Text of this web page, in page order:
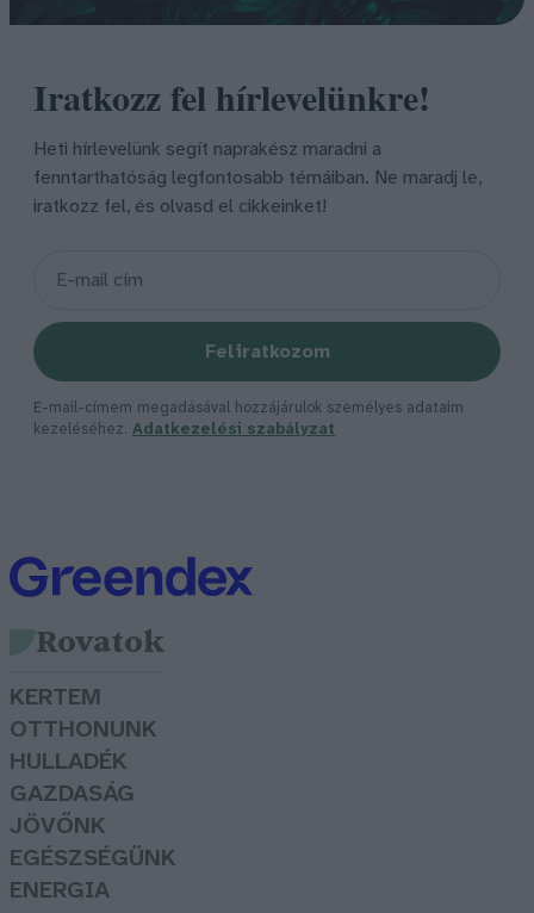
Iratkozz fel hírlevelünkre!
Heti hírlevelünk segít naprakész maradni a
fenntarthatóság legfontosabb témáiban. Ne maradj le,
iratkozz fel, és olvasd el cikkeinket!
Feliratkozom
E-mail-címem megadásával hozzájárulok személyes adataim
kezeléséhez. Adatkezelési szabályzat
Rovatok
KERTEM
OTTHONUNK
HULLADÉK
GAZDASÁG
JÖVŐNK
EGÉSZSÉGÜNK
ENERGIA